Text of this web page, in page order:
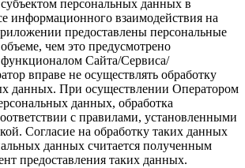
персональных данных в
информационного взаимодействия на
предоставлены персональные
чем это предусмотрено
Сайта/Сервиса/
вправе не осуществлять обработку
данных. При осуществлении Оператором
данных, обработка
с правилами, установленными
Согласие на обработку таких данных
данных считается полученным
предоставления таких данных.